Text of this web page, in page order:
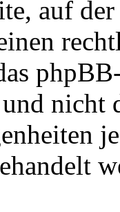
auf
nicht